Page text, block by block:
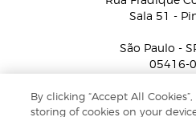
Sala 51 -
São Paulo -
05416-
Independente (ligação
By clicking “Accept All
storing of cookies on your